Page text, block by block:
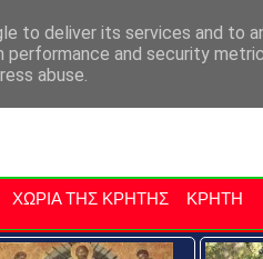
Επαρχία Μαλεβιζίου
ΧΩΡΙΑ ΤΗΣ ΚΡΗΤΗΣ ΚΡΗΤΗ
to deliver its services and to
performance and security
abuse.